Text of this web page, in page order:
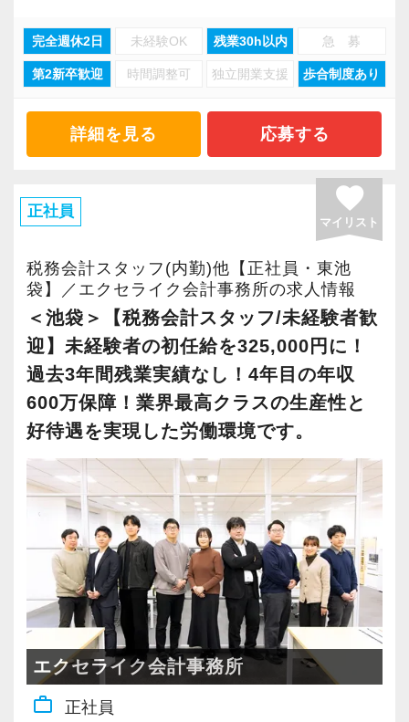
に頑張りを評価する制度（評価制度導入済み）
が整っています。
加えて、長く安心して働いていただけるよう、
退職金制度（勤続3年以上）に加え、個人の資産
形成を国が後押しする【企業型確定拠出年金
（企業型DC）】もいち早く導入しました。
スタッフが「今」も「将来」も安心して人生設
駒込駅から徒歩2分という抜群の立地にある、快
適で綺麗なオフィスです。
安定した環境で、私たちと一緒に新しい一歩を
踏み出しませんか？あなたからのご応募を、所
員一同、心よりお待ちしています！
とは無縁の職場です。
―――【3】 豊富な法人案件を支える、やりが
いのあるデスクワーク
当事務所の顧問先は、IT、飲食、小売、不動
です。
様々な業種や規模の法人のお客様のデータを扱
分に活かしながら、さらに一歩進んだ実務知識
に触れることができます。
ただの単純作業にとどまらず、事務所を支える
コアメンバーとしてやりがいを持って働いてい
ただけます。
―――【4】 将来のキャリアアップも応援！
「正社員登用制度」あり
私たちが採用において何よりも大切にしている
のは、現在のスキルや過去の経験年数ではあり
ません。
お客様に対して、そして一緒に働く仲間に対し
て、真面目で前向きに、誠実に向き合える「人
柄」や「ヤル気」です。
今はパートとして短時間で働き、将来的にお子
様の手が離れたタイミングや、試験が落ち着い
貫対応できる体制を完備。
顧問先は中小企業の経営者が中心ですが、規模
先も少なくありません。
大半の中小企業は安心して頼れる税理士がいな
いケースも多いのが実情です。
当法人ではそういった経営者から相続税・贈与
税など事業関連のご相談を受けることも多く、
より近しい存在のパートナーとしてサポートさ
せていただいています。
≪税理士はサービス業！がモットーです≫
税務士の仕事は基本的にルールに則った手続き
のため、やること自体はどの事務所でも大きな
違いはありません。
そうした中で差別化できるポイントは”どれだけ
お客様に寄り添えるか”にあると私たちは考えま
そのため、当法人では「年1回の決算や確定申告
のときだけ連絡する」といった関係は望みませ
ん。
可能な限り経営状況を毎月共有いただき、リア
ルタイムのサポートができる体制を取っていま
す。
完全週休2日 未経験OK 残業30h以内 急 募
第2新卒歓迎 時間調整可 独立開業支援 歩合制度あり
詳細を見る 応募する
正社員 favorite
マイリスト
税務会計スタッフ(内勤)他【正社員・東池
袋】／エクセライク会計事務所の求人情報
＜池袋＞【税務会計スタッフ/未経験者歓
迎】未経験者の初任給を325,000円に！
過去3年間残業実績なし！4年目の年収
600万保障！業界最高クラスの生産性と
好待遇を実現した労働環境です。
エクセライク会計事務所
work_outline 正社員